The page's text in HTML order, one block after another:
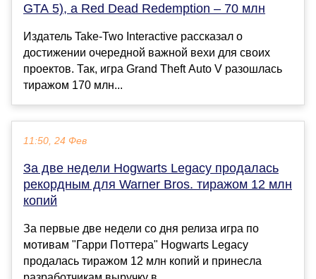
GTA 5), а Red Dead Redemption – 70 млн
Издатель Take-Two Interactive рассказал о
достижении очередной важной вехи для своих
проектов. Так, игра Grand Theft Auto V разошлась
тиражом 170 млн...
11:50, 24 Фев
За две недели Hogwarts Legacy продалась
рекордным для Warner Bros. тиражом 12 млн
копий
За первые две недели со дня релиза игра по
мотивам "Гарри Поттера" Hogwarts Legacy
продалась тиражом 12 млн копий и принесла